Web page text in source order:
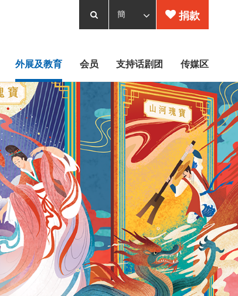
外展及教育 会员 支持话剧团 传媒区
捐款